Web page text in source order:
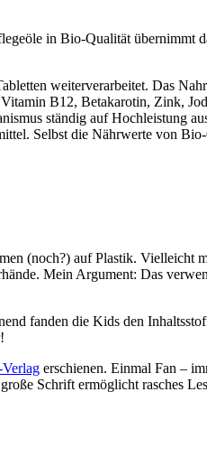
in Bio-Qualität übernimmt
weiterverarbeitet. Das
B12, Betakarotin, Zink,
ständig auf Hochleistung
Selbst die Nährwerte von
(noch?) auf Plastik. Vielleicht
Mein Argument: Das
fanden die Kids den
erschienen. Einmal Fan –
Schrift ermöglicht rasches